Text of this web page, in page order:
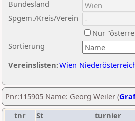
Sortierung
Bundesland
Spgem./Kreis/Verein
Nur
Vereinslisten:Wien
Pnr:115905 Name: Georg Weiler (
tnr
St turnier